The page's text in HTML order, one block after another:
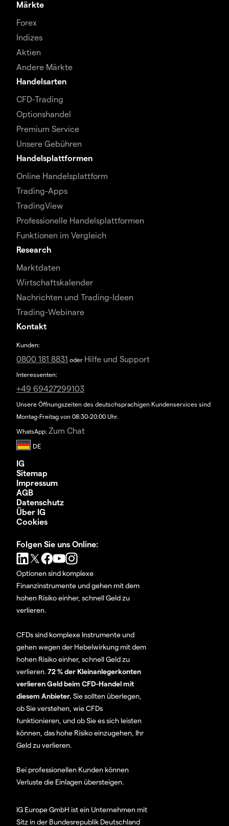
Märkte
Forex
Indizes
Aktien
Andere Märkte
Handelsarten
CFD-Trading
Optionshandel
Premium Service
Unsere Gebühren
Handelsplattformen
Online Handelsplattform
Trading-Apps
TradingView
Professionelle Handelsplattformen
Funktionen im Vergleich
Research
Marktdaten
Wirtschaftskalender
Nachrichten und Trading-Ideen
Trading-Webinare
Kontakt
Kunden:
0800 181 8831 oder Hilfe und Support
Interessenten:
+49 69427299103
Unsere Öffnungszeiten des deutschsprachigen Kundenservices sind
Montag-Freitag von 08:30-20:00 Uhr.
WhatsApp: Zum Chat
IG
Sitemap
Impressum
AGB
Datenschutz
Über IG
Cookies
Folgen Sie uns Online:
Optionen sind komplexe
Finanzinstrumente und gehen mit dem
hohen Risiko einher, schnell Geld zu
verlieren.
CFDs sind komplexe Instrumente und
gehen wegen der Hebelwirkung mit dem
hohen Risiko einher, schnell Geld zu
verlieren.72 % der Kleinanlegerkonten
verlieren Geld beim CFD-Handel mit
diesem Anbieter. Sie sollten überlegen,
ob Sie verstehen, wie CFDs
funktionieren, und ob Sie es sich leisten
können, das hohe Risiko einzugehen, Ihr
Geld zu verlieren.
Bei professionellen Kunden können
Verluste die Einlagen übersteigen.
IG Europe GmbH ist ein Unternehmen mit
Sitz in der Bundesrepublik Deutschland